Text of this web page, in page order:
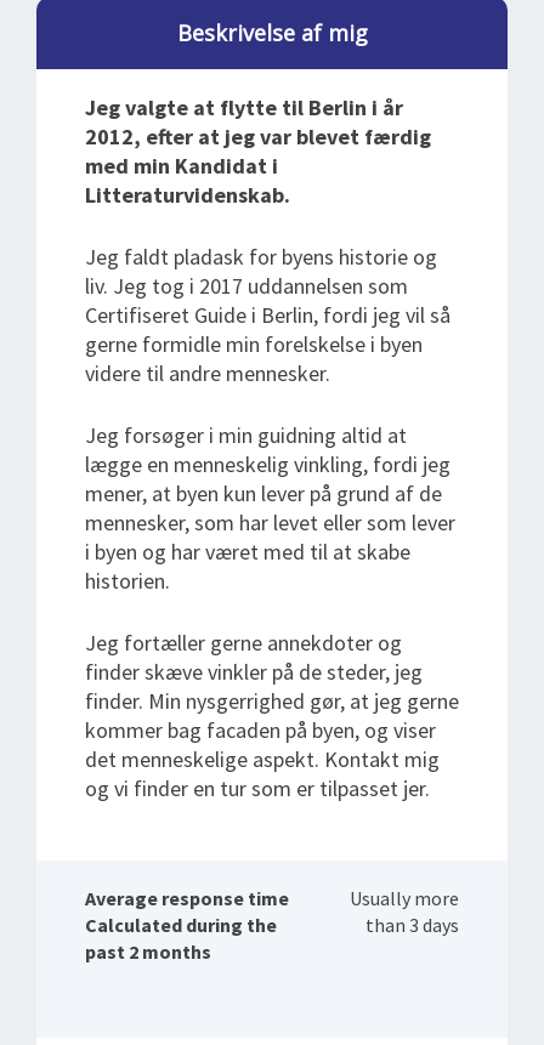
Beskrivelse af mig
Jeg valgte at flytte til Berlin i år
2012, efter at jeg var blevet færdig
med min Kandidat i
Litteraturvidenskab.
Jeg faldt pladask for byens historie og
liv. Jeg tog i 2017 uddannelsen som
Certifiseret Guide i Berlin, fordi jeg vil så
gerne formidle min forelskelse i byen
videre til andre mennesker.
Jeg forsøger i min guidning altid at
lægge en menneskelig vinkling, fordi jeg
mener, at byen kun lever på grund af de
mennesker, som har levet eller som lever
i byen og har været med til at skabe
historien.
Jeg fortæller gerne annekdoter og
finder skæve vinkler på de steder, jeg
finder. Min nysgerrighed gør, at jeg gerne
kommer bag facaden på byen, og viser
det menneskelige aspekt. Kontakt mig
og vi finder en tur som er tilpasset jer.
Average response time
Calculated during the
past 2 months
Usually more
than 3 days